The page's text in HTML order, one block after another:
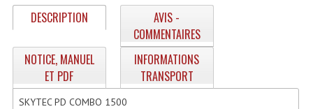
Enceintes Monitoring
Filtres Actifs, Correcteurs
Haut-Parleurs Moteurs Tweeters Filtres
Haut Parleurs Sono
DESCRIPTION
AVIS -
COMMENTAIRES
NOTICE, MANUEL
ET PDF
INFORMATIONS
TRANSPORT
SKYTEC PD COMBO 1500